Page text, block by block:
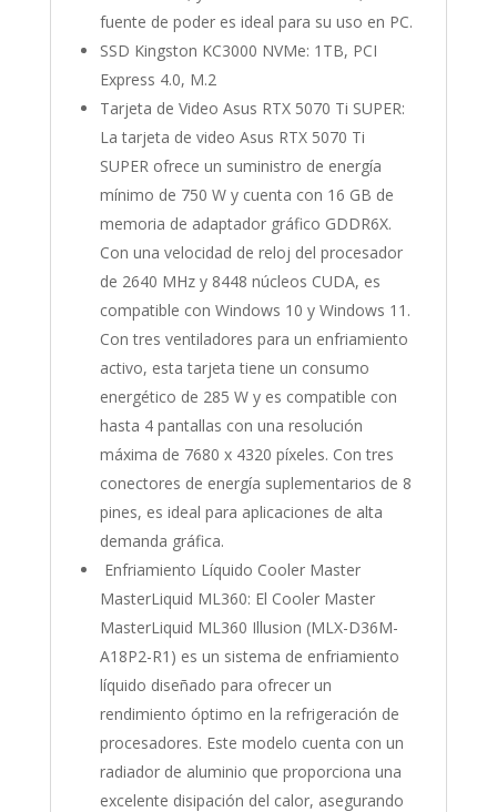
fuente de poder es ideal para su uso en PC.
SSD Kingston KC3000 NVMe: 1TB, PCI
Express 4.0, M.2
Tarjeta de Video Asus RTX 5070 Ti SUPER:
La tarjeta de video Asus RTX 5070 Ti
SUPER ofrece un suministro de energía
mínimo de 750 W y cuenta con 16 GB de
memoria de adaptador gráfico GDDR6X.
Con una velocidad de reloj del procesador
de 2640 MHz y 8448 núcleos CUDA, es
compatible con Windows 10 y Windows 11.
Con tres ventiladores para un enfriamiento
activo, esta tarjeta tiene un consumo
energético de 285 W y es compatible con
hasta 4 pantallas con una resolución
máxima de 7680 x 4320 píxeles. Con tres
conectores de energía suplementarios de 8
pines, es ideal para aplicaciones de alta
demanda gráfica.
Enfriamiento Líquido Cooler Master
MasterLiquid ML360: El Cooler Master
MasterLiquid ML360 Illusion (MLX-D36M-
A18P2-R1) es un sistema de enfriamiento
líquido diseñado para ofrecer un
rendimiento óptimo en la refrigeración de
procesadores. Este modelo cuenta con un
radiador de aluminio que proporciona una
excelente disipación del calor, asegurando